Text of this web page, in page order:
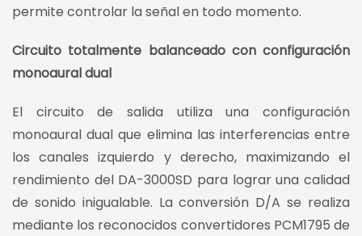
permite controlar la señal en todo momento.
Circuito totalmente balanceado con configuración
monoaural dual
El circuito de salida utiliza una configuración
monoaural dual que elimina las interferencias entre
los canales izquierdo y derecho, maximizando el
rendimiento del DA-3000SD para lograr una calidad
de sonido inigualable. La conversión D/A se realiza
mediante los reconocidos convertidores PCM1795 de